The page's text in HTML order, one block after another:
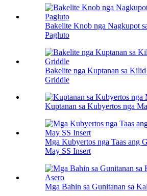
Bakelite Knob nga Nagkupot
Pagluto
Bakelite nga Kuptanan sa Kilid
Griddle
Kuptanan sa Kubyertos nga
Mga Kubyertos nga Taas ang
May SS Insert
Mga Bahin sa Gunitanan sa